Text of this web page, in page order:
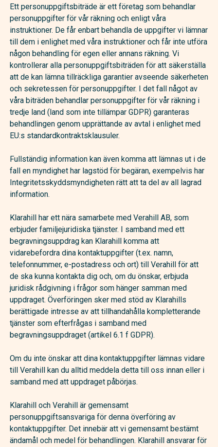
Ett personuppgiftsbiträde är ett företag som behandlar
personuppgifter för vår räkning och enligt våra
instruktioner. De får enbart behandla de uppgifter vi lämnar
till dem i enlighet med våra instruktioner och får inte utföra
någon behandling för egen eller annans räkning. Vi
kontrollerar alla personuppgiftsbiträden för att säkerställa
att de kan lämna tillräckliga garantier avseende säkerheten
och sekretessen för personuppgifter. I det fall något av
våra biträden behandlar personuppgifter för vår räkning i
tredje land (land som inte tillämpar GDPR) garanteras
behandlingen genom upprättande av avtal i enlighet med
EU:s standardkontraktsklausuler.
Fullständig information kan även komma att lämnas ut i de
fall en myndighet har lagstöd för begäran, exempelvis har
Integritetsskyddsmyndigheten rätt att ta del av all lagrad
information.
Klarahill har ett nära samarbete med Verahill AB, som
erbjuder familjejuridiska tjänster. I samband med ett
begravningsuppdrag kan Klarahill komma att
vidarebefordra dina kontaktuppgifter (t.ex. namn,
telefonnummer, e-postadress och ort) till Verahill för att
de ska kunna kontakta dig och, om du önskar, erbjuda
juridisk rådgivning i frågor som hänger samman med
uppdraget. Överföringen sker med stöd av Klarahills
berättigade intresse av att tillhandahålla kompletterande
tjänster som efterfrågas i samband med
begravningsuppdraget (artikel 6.1 f GDPR).
Om du inte önskar att dina kontaktuppgifter lämnas vidare
till Verahill kan du alltid meddela detta till oss innan eller i
samband med att uppdraget påbörjas.
Klarahill och Verahill är gemensamt
personuppgiftsansvariga för denna överföring av
kontaktuppgifter. Det innebär att vi gemensamt bestämt
ändamål och medel för behandlingen. Klarahill ansvarar för